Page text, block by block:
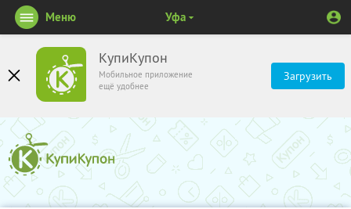
КупиКупон
Мобильное приложение
ещё удобнее
Загрузить
Меню Уфа